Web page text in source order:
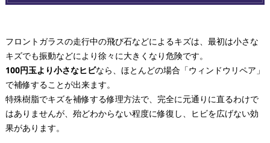
フロントガラスの修理はディーラーでやるべきでは無い単
修理したガラスは再修理できない！？
リペアするまでにやって頂きたい事、やってはいけない事
カーディーラー、自動車修理工場のガラス修理は実は自動
車ガラス専門業者が作業している
フロントガラスに出来てしまったヒビはどんな種類？
チッピング
ブルズアイ
フロントガラスの走行中の飛び石などによるキズは、最初は小さな
キズでも振動などにより徐々に大きくなり危険です。
100円玉より小さなヒビなら、ほとんどの場合「ウィンドウリペア」
で補修することが出来ます。
特殊樹脂でキズを補修する修理方法で、完全に元通りに直るわけで
はありませんが、殆どわからない程度に修復し、ヒビを広げない効
果があります。